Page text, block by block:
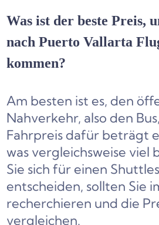
Was ist der beste Preis,
nach Puerto Vallarta
kommen?
Am besten ist es, den
Nahverkehr, also den
Fahrpreis dafür beträgt
was vergleichsweise viel
Sie sich für einen
entscheiden, sollten Sie
recherchieren und die
vergleichen.